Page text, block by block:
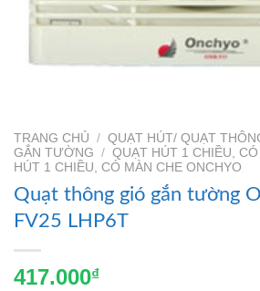
TRANG CHỦ / QUẠT HÚT/ QUẠT
GẮN TƯỜNG
/ QUẠT HÚT 1 CHIỀU,
HÚT 1 CHIỀU, CÓ MÀN CHE ONCHYO
Quạt thông gió gắn tường
FV25 LHP6T
417.000₫